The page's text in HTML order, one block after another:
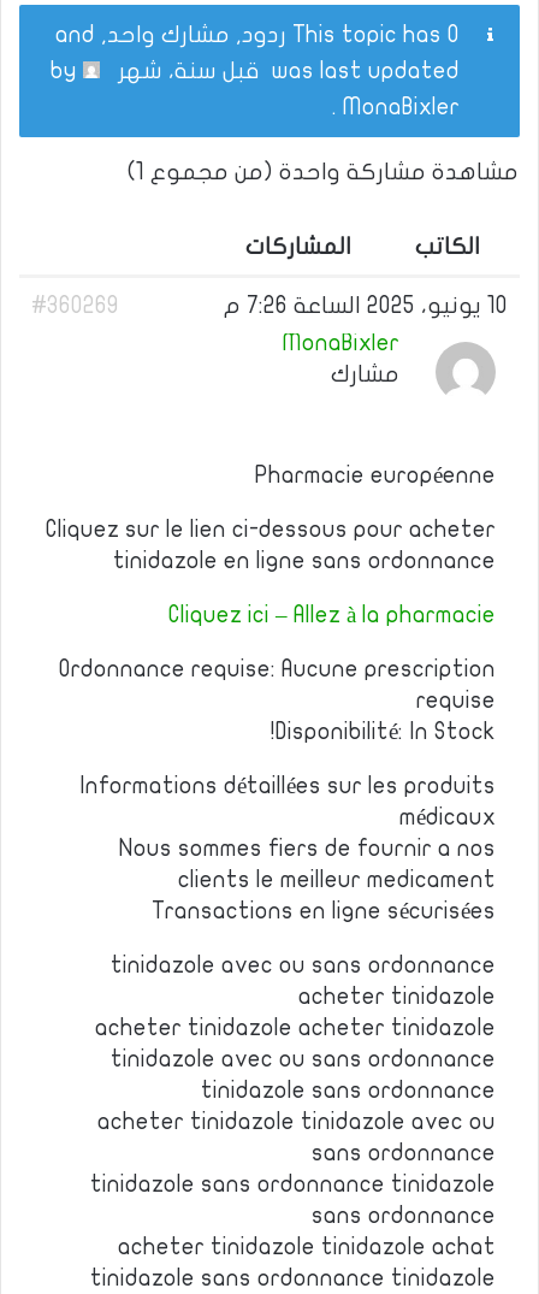
This topic has 0 ردود, مشارك واحد, and
was last updated قبل سنة، شهر
MonaBixler
.
مشاهدة مشاركة واحدة (من مجموع 1)
الكاتب المشاركات
10 يونيو، 2025 الساعة 7:26 م
#360269
MonaBixler
مشارك
Pharmacie européenne
Cliquez sur le lien ci-dessous pour acheter
tinidazole en ligne sans ordonnance
Cliquez ici – Allez à la pharmacie
Ordonnance requise: Aucune prescription
requise
Disponibilité: In Stock!
Informations détaillées sur les produits
médicaux
Nous sommes fiers de fournir a nos
clients le meilleur medicament
Transactions en ligne sécurisées
tinidazole avec ou sans ordonnance
acheter tinidazole
acheter tinidazole acheter tinidazole
tinidazole avec ou sans ordonnance
tinidazole sans ordonnance
acheter tinidazole tinidazole avec ou
sans ordonnance
tinidazole sans ordonnance tinidazole
sans ordonnance
acheter tinidazole tinidazole achat
tinidazole sans ordonnance tinidazole